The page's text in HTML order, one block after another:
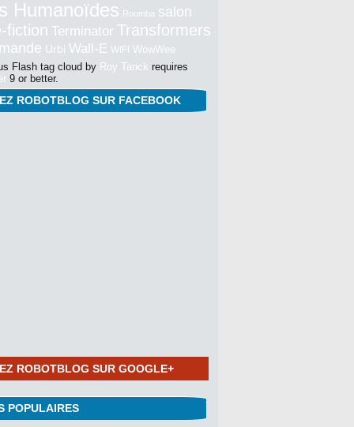
Humanoïdes Roomba salon
fiction Terminator Transformers
Urbi Wall-E WIFI WowWee
Flash tag cloud by Roy Tanck requires
9 or better.
ROBOTBLOG SUR FACEBOOK
ROBOTBLOG SUR GOOGLE+
POPULAIRES